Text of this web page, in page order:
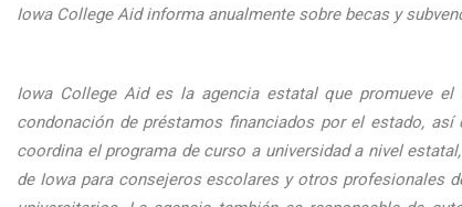
Iowa College Aid informa anualmente sobre becas y
Iowa College Aid es la agencia estatal que promueve
condonación de préstamos financiados por el estado,
coordina el programa de curso a universidad a nivel
de Iowa para consejeros escolares y otros profesionales